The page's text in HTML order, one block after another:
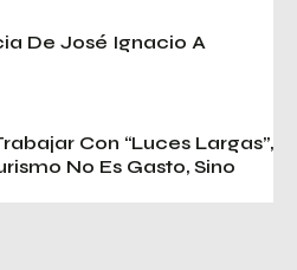
De José Ignacio A
Con “luces Largas”,
No Es Gasto, Sino